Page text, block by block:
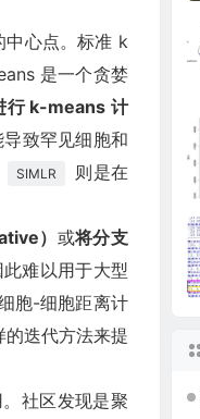
中心点。标准 k
是一个贪婪
行 k-means 计
致罕见细胞和
SIMLR
则是在
） 或将分支
难以用于大型
胞-细胞距离计
的迭代方法来提
社区发现是聚